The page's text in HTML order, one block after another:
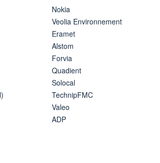
Nokia
Veolia Environnement
Eramet
Alstom
Forvia
Quadient
Solocal
TechnipFMC
Valeo
ADP